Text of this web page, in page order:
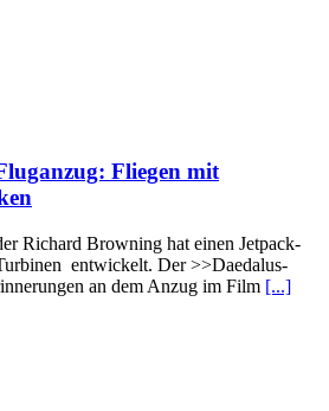
Fliegen mit
Richard Browning hat einen Jetpack-
entwickelt. Der >>Daedalus-
an dem Anzug im Film [...]